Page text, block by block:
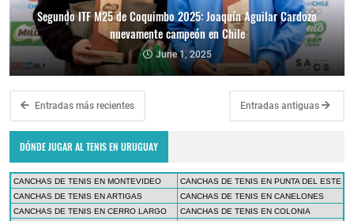
Segundo ITF M25 de Coquimbo 2025: Joaquín Aguilar Cardozo
nuevamente campeón en Chile
June 1, 2025
Entradas más recientes Entradas antiguas
DÓNDE JUGAR AL TENIS EN URUGUAY
CANCHAS DE TENIS EN MONTEVIDEO
CANCHAS DE TENIS EN PUNTA DEL ESTE
CANCHAS DE TENIS EN ARTIGAS
CANCHAS DE TENIS EN CANELONES
CANCHAS DE TENIS EN CERRO LARGO
CANCHAS DE TENIS EN COLONIA